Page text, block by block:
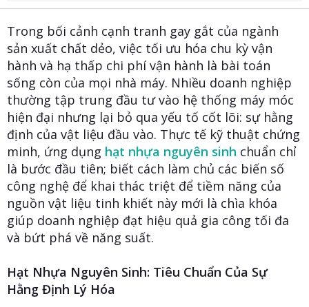
t
r
Trong bối cảnh cạnh tranh gay gắt của ngành
sản xuất chất dẻo, việc tối ưu hóa chu kỳ vận
hành và hạ thấp chi phí vận hành là bài toán
sống còn của mọi nhà máy. Nhiều doanh nghiệp
thường tập trung đầu tư vào hệ thống máy móc
hiện đại nhưng lại bỏ qua yếu tố cốt lõi: sự hằng
định của vật liệu đầu vào. Thực tế kỹ thuật chứng
minh, ứng dụng hạt nhựa nguyên sinh chuẩn chỉ
là bước đầu tiên; biết cách làm chủ các biến số
công nghệ để khai thác triệt để tiềm năng của
nguồn vật liệu tinh khiết này mới là chìa khóa
giúp doanh nghiệp đạt hiệu quả gia công tối đa
và bứt phá về năng suất.
Hạt Nhựa Nguyên Sinh: Tiêu Chuẩn Của Sự
Hằng Định Lý Hóa